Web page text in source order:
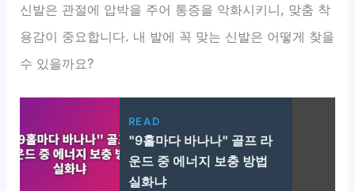
신발은 관절에 압박을 주어 통증을 악화시키니, 맞춤 착
용감이 중요합니다. 내 발에 꼭 맞는 신발은 어떻게 찾을
수 있을까요?
READ
"9홀마다 바나나" 골프 라
운드 중 에너지 보충 방법
실화냐